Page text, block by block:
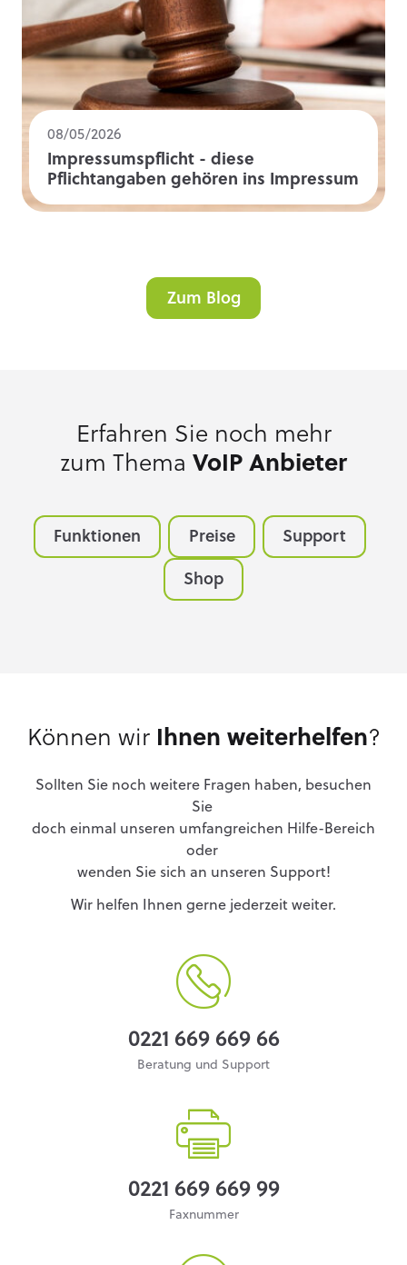
08/05/2026
Impressumspflicht - diese
Pflichtangaben gehören ins Impressum
Zum Blog
Erfahren Sie noch mehr
zum Thema VoIP Anbieter
Funktionen Preise Support
Shop
Können wir Ihnen weiterhelfen?
Sollten Sie noch weitere Fragen haben, besuchen
Sie
doch einmal unseren umfangreichen Hilfe-Bereich
oder
wenden Sie sich an unseren Support!
Wir helfen Ihnen gerne jederzeit weiter.
0221 669 669 66
Beratung und Support
0221 669 669 99
Faxnummer